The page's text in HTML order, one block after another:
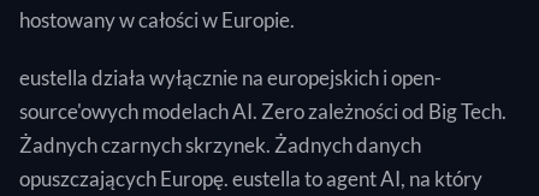
hostowany w całości w Europie.
eustella działa wyłącznie na europejskich i open-
source'owych modelach AI. Zero zależności od Big Tech.
Żadnych czarnych skrzynek. Żadnych danych
opuszczających Europę. eustella to agent AI, na który